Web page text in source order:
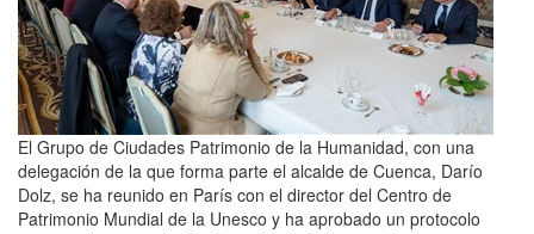
El Grupo de Ciudades Patrimonio de la Humanidad, con una
delegación de la que forma parte el alcalde de Cuenca, Darío
Dolz, se ha reunido en París con el director del Centro de
Patrimonio Mundial de la Unesco y ha aprobado un protocolo